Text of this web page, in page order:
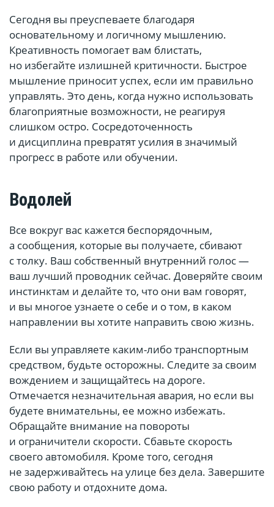
Сегодня вы преуспеваете благодаря
основательному и логичному мышлению.
Креативность помогает вам блистать,
но избегайте излишней критичности. Быстрое
мышление приносит успех, если им правильно
управлять. Это день, когда нужно использовать
благоприятные возможности, не реагируя
слишком остро. Сосредоточенность
и дисциплина превратят усилия в значимый
прогресс в работе или обучении.
Водолей
Все вокруг вас кажется беспорядочным,
а сообщения, которые вы получаете, сбивают
с толку. Ваш собственный внутренний голос —
ваш лучший проводник сейчас. Доверяйте своим
инстинктам и делайте то, что они вам говорят,
и вы многое узнаете о себе и о том, в каком
направлении вы хотите направить свою жизнь.
Если вы управляете каким-либо транспортным
средством, будьте осторожны. Следите за своим
вождением и защищайтесь на дороге.
Отмечается незначительная авария, но если вы
будете внимательны, ее можно избежать.
Обращайте внимание на повороты
и ограничители скорости. Сбавьте скорость
своего автомобиля. Кроме того, сегодня
не задерживайтесь на улице без дела. Завершите
свою работу и отдохните дома.